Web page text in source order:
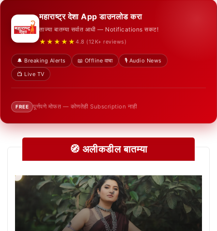
महाराष्ट्र देशा App डाउनलोड करा
ताज्या बातम्या सर्वात आधी — Notifications सकट!
★★★★★ 4.8 (12K+ reviews)
🔔 Breaking Alerts 📖 Offline वाचा
🎙️ Audio News
📺 Live TV
FREE पूर्णपणे मोफत — कोणतेही Subscription नाही
🧭 अलीकडील बातम्या